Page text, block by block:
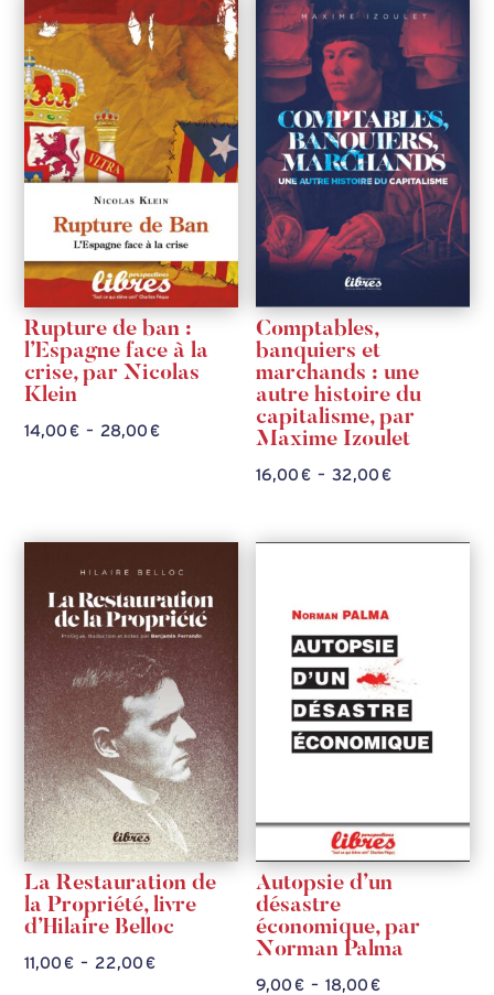
Rupture de ban :
l’Espagne face à la
crise, par Nicolas
Klein
14,00€ – 28,00€Plage
à
28,00 €
Comptables,
banquiers et
marchands : une
autre histoire du
capitalisme, par
Maxime Izoulet
16,00€ – 32,00€Plage
La Restauration de
la Propriété, livre
d’Hilaire Belloc
11,00€ – 22,00€Plage
Autopsie d’un
désastre
économique, par
Norman Palma
9,00€ – 18,00€Plage